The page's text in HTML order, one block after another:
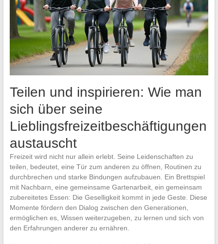
Teilen und inspirieren: Wie man
sich über seine
Lieblingsfreizeitbeschäftigungen
austauscht
Freizeit wird nicht nur allein erlebt. Seine Leidenschaften zu
teilen, bedeutet, eine Tür zum anderen zu öffnen, Routinen zu
durchbrechen und starke Bindungen aufzubauen. Ein Brettspiel
mit Nachbarn, eine gemeinsame Gartenarbeit, ein gemeinsam
zubereitetes Essen: Die Geselligkeit kommt in jede Geste. Diese
Momente fördern den Dialog zwischen den Generationen,
ermöglichen es, Wissen weiterzugeben, zu lernen und sich von
den Erfahrungen anderer zu ernähren.